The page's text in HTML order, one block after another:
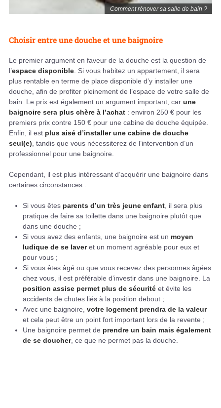
Comment rénover sa salle de bain ?
Choisir entre une douche et une baignoire
Le premier argument en faveur de la douche est la question de
l’espace disponible . Si vous habitez un appartement, il sera
plus rentable en terme de place disponible d’y installer une
douche, afin de profiter pleinement de l’espace de votre salle de
bain. Le prix est également un argument important, car une
baignoire sera plus chère à l’achat : environ 250 € pour les
premiers prix contre 150 € pour une cabine de douche équipée.
Enfin, il est plus aisé d’installer une cabine de douche
seul(e) , tandis que vous nécessiterez de l’intervention d’un
professionnel pour une baignoire.
Cependant, il est plus intéressant d’acquérir une baignoire dans
certaines circonstances :
Si vous êtes parents d’un très jeune enfant , il sera plus
pratique de faire sa toilette dans une baignoire plutôt que
dans une douche ;
Si vous avez des enfants, une baignoire est un moyen
ludique de se laveret un moment agréable pour eux et
pour vous ;
Si vous êtes âgé ou que vous recevez des personnes âgées
chez vous, il est préférable d’investir dans une baignoire. La
position assise permet plus de sécurité et évite les
accidents de chutes liés à la position debout ;
Avec une baignoire, votre logement prendra de la valeur
et cela peut être un point fort important lors de la revente ;
Une baignoire permet de prendre un bain mais également
de se doucher, ce que ne permet pas la douche.